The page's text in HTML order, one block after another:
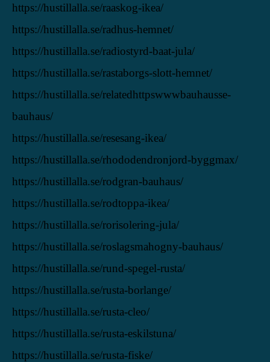
https://hustillalla.se/raaskog-ikea/
https://hustillalla.se/radhus-hemnet/
https://hustillalla.se/radiostyrd-baat-jula/
https://hustillalla.se/rastaborgs-slott-hemnet/
https://hustillalla.se/relatedhttpswwwbauhausse-
bauhaus/
https://hustillalla.se/resesang-ikea/
https://hustillalla.se/rhododendronjord-byggmax/
https://hustillalla.se/rodgran-bauhaus/
https://hustillalla.se/rodtoppa-ikea/
https://hustillalla.se/rorisolering-jula/
https://hustillalla.se/roslagsmahogny-bauhaus/
https://hustillalla.se/rund-spegel-rusta/
https://hustillalla.se/rusta-borlange/
https://hustillalla.se/rusta-cleo/
https://hustillalla.se/rusta-eskilstuna/
https://hustillalla.se/rusta-fiske/